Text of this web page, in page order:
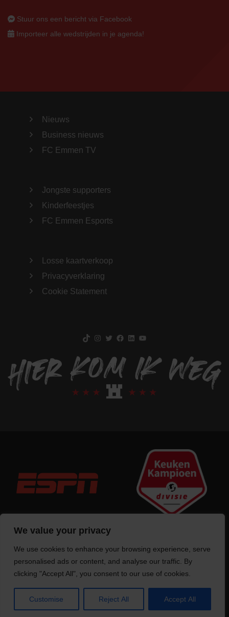
We value your privacy
We use cookies to enhance your browsing experience, serve
personalised ads or content, and analyse our traffic. By
clicking "Accept All", you consent to our use of cookies.
Customise Reject All Accept All
Stuur ons een bericht via Facebook
Importeer alle wedstrijden in je agenda!
Nieuws
Business nieuws
FC Emmen TV
Jongste supporters
Kinderfeestjes
FC Emmen Esports
Losse kaartverkoop
Privacyverklaring
Cookie Statement
Trotse bouwervan deze website